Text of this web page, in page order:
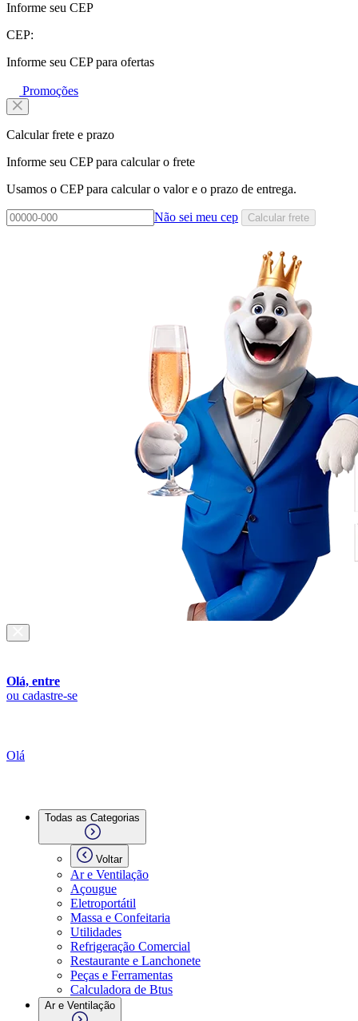
Informe seu CEP
CEP:
Informe seu CEP para ofertas
Promoções
Calcular frete e prazo
Informe seu CEP para calcular o frete
Usamos o CEP para calcular o valor e o prazo de entrega.
Não sei meu cep Calcular frete
Olá, entre
ou cadastre-se
Olá
Todas as Categorias
Voltar
Ar e Ventilação
Açougue
Eletroportátil
Massa e Confeitaria
Utilidades
Refrigeração Comercial
Restaurante e Lanchonete
Peças e Ferramentas
Calculadora de Btus
Ar e Ventilação